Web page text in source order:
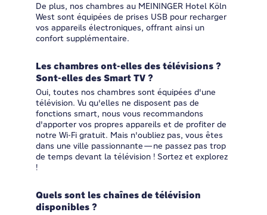
De plus, nos chambres au MEININGER Hotel Köln
West sont équipées de prises USB pour recharger
vos appareils électroniques, offrant ainsi un
confort supplémentaire.
Les chambres ont-elles des télévisions ?
Sont-elles des Smart TV ?
Oui, toutes nos chambres sont équipées d'une
télévision. Vu qu'elles ne disposent pas de
fonctions smart, nous vous recommandons
d'apporter vos propres appareils et de profiter de
notre Wi-Fi gratuit. Mais n'oubliez pas, vous êtes
dans une ville passionnante—ne passez pas trop
de temps devant la télévision ! Sortez et explorez
!
Quels sont les chaînes de télévision
disponibles ?